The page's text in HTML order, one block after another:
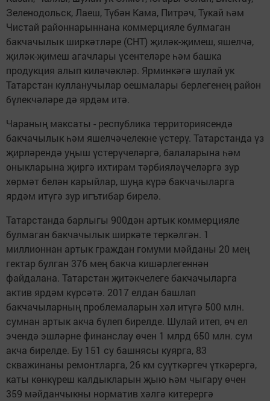
Зеленодольск, Лаеш, Түбән Кама, Питрәч, Тукай һәм
Чистай районнарыннана коммерцияле булмаган
бакчачылык ширкәтләре (СНТ) җиләк-җимеш, яшелчә,
җиләк-җимеш агачлары үсентеләре һәм башка
продукция алып киләчәкләр. Ярминкәгә шулай ук
Татарстан кулланучылар оешмалары берлегенең район
бүлекчәләре дә ярдәм итә.
Чараның максаты - республика территориясендә
бакчачылык һәм яшелчәчелекне үстерү. Татарстанда үз
җирләрендә уңыш үстерүчеләргә, балаларына һәм
оныкларына җиргә ихтирам тәрбияләүчеләргә зур
хөрмәт белән карыйлар, шуңа күрә бакчачыларга
ярдәм итүгә зур игътибар бирелә.
Татарстанда барлыгы 900дән артык коммерцияле
булмаган бакчачылык ширкәте теркәлгән. 1
миллионнан артык граждан гомуми мәйданы 20 мең
гектар булган 376 мең бакча кишәрлегеннән
файдалана. Татарстан җитәкчелеге бакчачыларга
актив ярдәм күрсәтә. 2017 елдан башлап
бакчачыларның проблемаларын хәл итүгә 500 млн.
сумнан артык акча бүлеп бирелде. Шулай итеп, өч ел
эчендә эшләрне финанслау өчен 1 млрд 650 млн. сум
акча бирелде. Бу 151 су башнясы куярга, 83
скважинаны ремонтларга, 26 км суүткәргеч үткәрергә,
каты көнкүреш калдыкларын җыю һәм чыгару өчен
359 мәйданчыкны норматив хәлгә китерергә